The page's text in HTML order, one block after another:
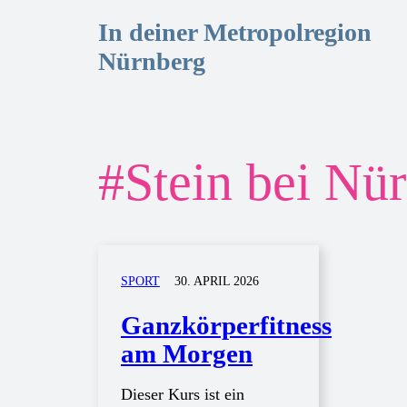
In deiner Metropolregion
Nürnberg
#Stein bei
SPORT 30. APRIL 2026
Ganzkörperfitness
am Morgen
Dieser Kurs ist ein